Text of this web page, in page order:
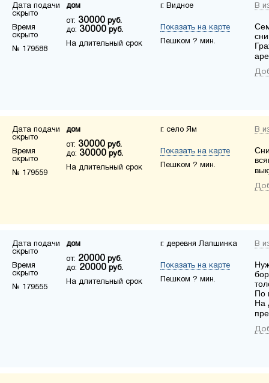
Дата подачи
скрыто
Время
скрыто
№ 179588
дом
от: 30000 руб.
до: 30000 руб.
На длительный срок
г. Видное
Показать на карте
Пешком ? мин.
В
Дата подачи
скрыто
Время
скрыто
№ 179559
дом
от: 30000 руб.
до: 30000 руб.
На длительный срок
г. село Ям
Показать на карте
Пешком ? мин.
В
Дата подачи
скрыто
Время
скрыто
№ 179555
дом
от: 20000 руб.
до: 20000 руб.
На длительный срок
г. деревня Лапшинка
Показать на карте
Пешком ? мин.
В
По
На